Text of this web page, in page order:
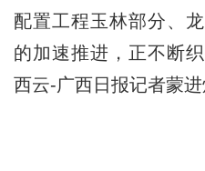
配置工程玉林部分、
的加速推进，正不断
西云-广西日报记者蒙进